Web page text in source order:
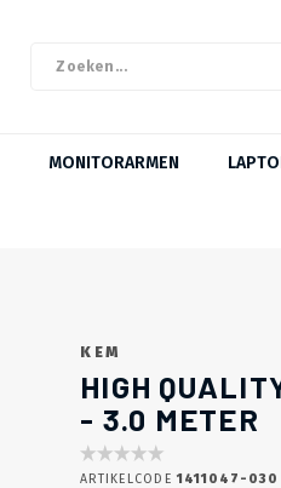
MONITORARMEN
KEM
HIGH
- 3.0 METER
ARTIKELCODE 1411047-030